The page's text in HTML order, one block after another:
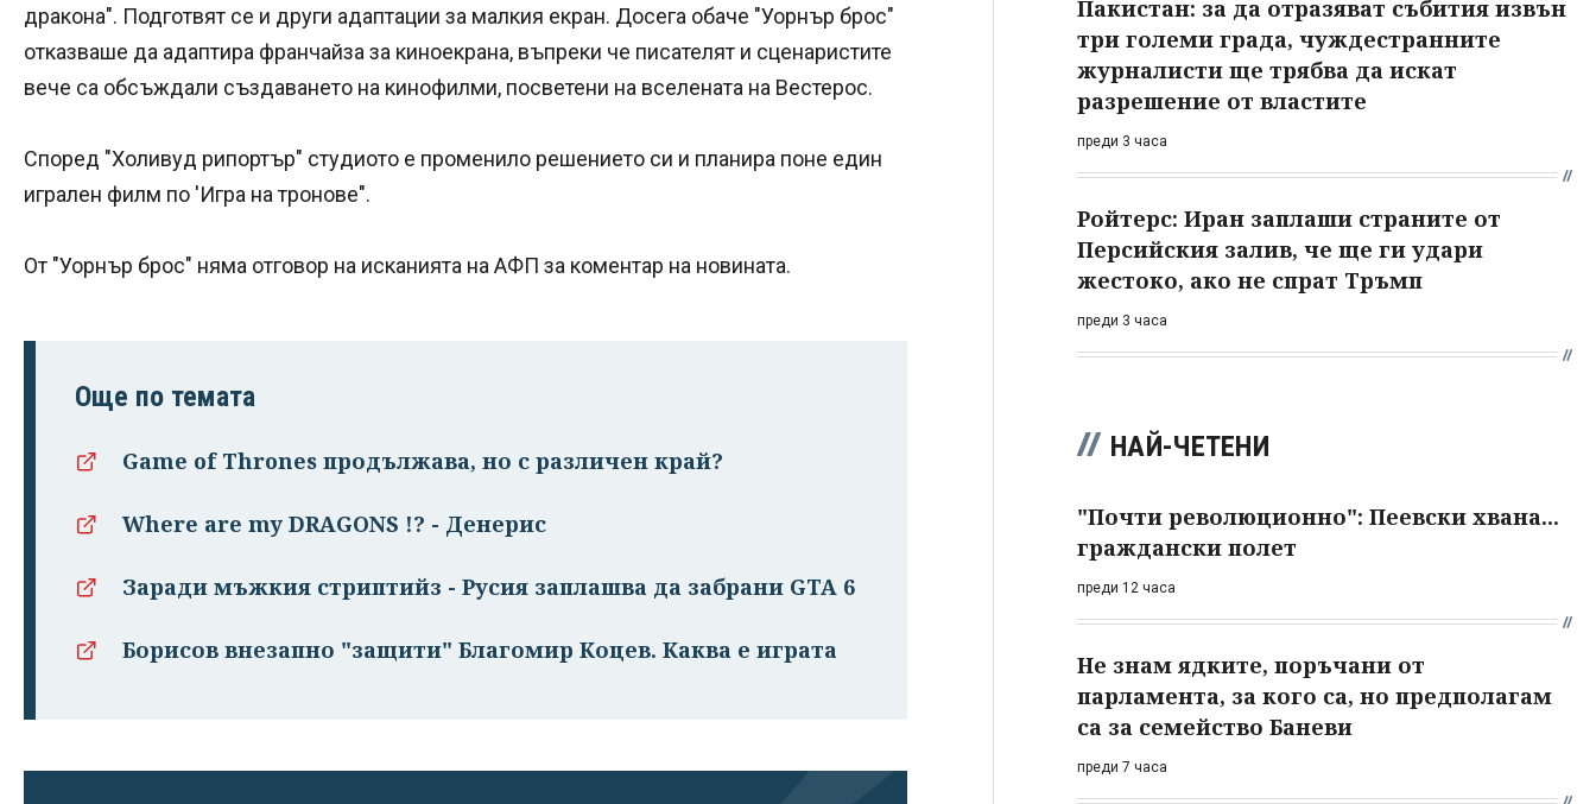
дракона". Подготвят се и други адаптации за малкия екран. Досега обаче "Уорнър брос"
отказваше да адаптира франчайза за киноекрана, въпреки че писателят и сценаристите
вече са обсъждали създаването на кинофилми, посветени на вселената на Вестерос.
Според "Холивуд рипортър" студиото е променило решението си и планира поне един
игрален филм по 'Игра на тронове".
От "Уорнър брос" няма отговор на исканията на АФП за коментар на новината.
Още по темата
Game of Thrones продължава, но с различен край?
Where are my DRAGONS !? - Денерис
Заради мъжкия стриптийз - Русия заплашва да забрани GTA 6
Борисов внезапно "защити" Благомир Коцев. Каква е играта
Пакистан: за да отразяват събития извън
три големи града, чуждестранните
журналисти ще трябва да искат
разрешение от властите
преди 3 часа
Ройтерс: Иран заплаши страните от
Персийския залив, че ще ги удари
жестоко, ако не спрат Тръмп
преди 3 часа
НАЙ-ЧЕТЕНИ
"Почти революционно": Пеевски хвана...
граждански полет
преди 12 часа
Не знам ядките, поръчани от
парламента, за кого са, но предполагам
са за семейство Баневи
преди 7 часа